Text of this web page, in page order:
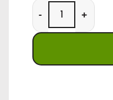
Flying Papers 2